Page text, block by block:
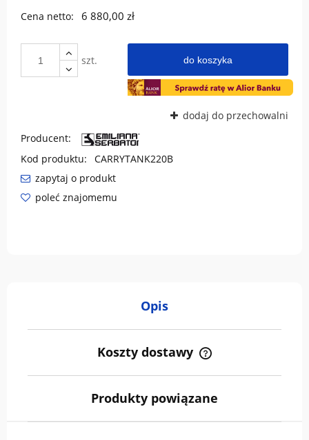
Cena netto: 6 880,00 zł
szt. do koszyka
dodaj do przechowalni
Producent:
Kod produktu:
CARRYTANK220B
zapytaj o produkt
poleć znajomemu
Opis
Koszty dostawy
Cena nie zawiera ewentualnych kosztów płatności
Produkty powiązane